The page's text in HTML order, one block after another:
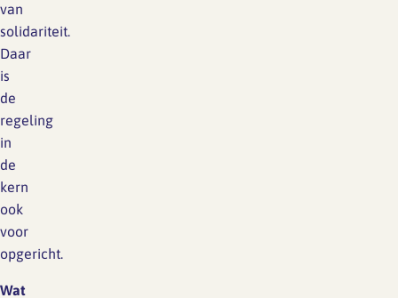
van
solidariteit.
Daar
is
de
regeling
in
de
kern
ook
voor
opgericht.
Wat